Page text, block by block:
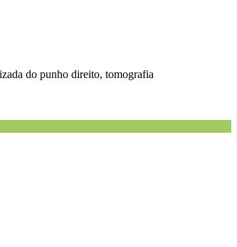
do punho direito, tomografia